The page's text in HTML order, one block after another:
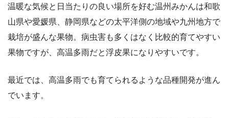
温暖な気候と日当たりの良い場所を好む温州みかんは和歌
山県や愛媛県、静岡県などの太平洋側の地域や九州地方で
栽培が盛んな果物。病虫害も多くはなく比較的育てやすい
果物ですが、高温多雨だと浮皮果になりやすいです。
最近では、高温多雨でも育てられるような品種開発が進ん
でいます。